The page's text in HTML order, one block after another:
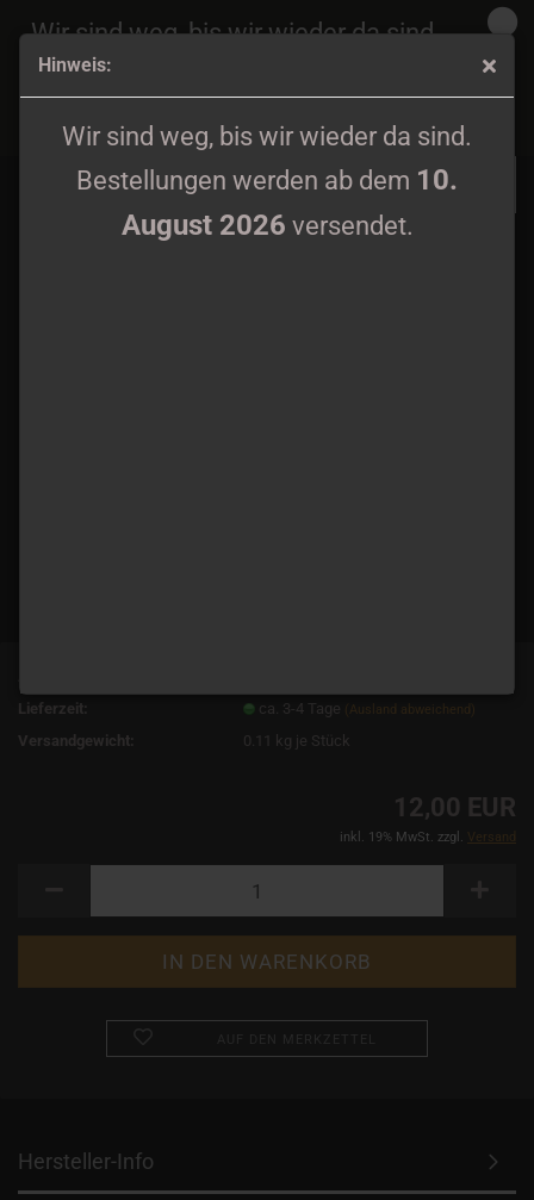
Hinweis:
Wir sind weg, bis wir wieder da sind.
Bestellungen werden ab dem 10.
August 2026 versendet.
Wir sind weg, bis wir wieder da sind.
Bestellungen werden ab dem
August 2026
versendet.
Lieferzeit:
ca. 3-4 Tage (Ausland abweichend)
Versandgewicht: 0.11 kg je Stück
12,00 EUR
inkl. 19% MwSt. zzgl. Versand
Hersteller-Info